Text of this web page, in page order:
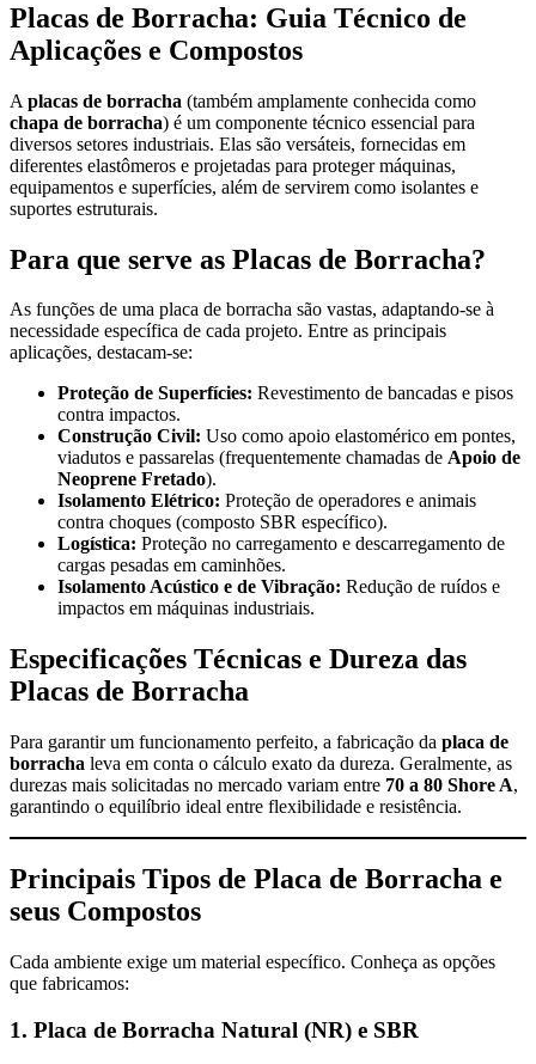
Placas de Borracha: Guia Técnico de
Aplicações e Compostos
A placas de borracha (também amplamente conhecida como
chapa de borracha) é um componente técnico essencial para
diversos setores industriais. Elas são versáteis, fornecidas em
diferentes elastômeros e projetadas para proteger máquinas,
equipamentos e superfícies, além de servirem como isolantes e
suportes estruturais.
Para que serve as Placas de Borracha?
As funções de uma placa de borracha são vastas, adaptando-se à
necessidade específica de cada projeto. Entre as principais
aplicações, destacam-se:
Proteção de Superfícies: Revestimento de bancadas e pisos
contra impactos.
Construção Civil: Uso como apoio elastomérico em pontes,
viadutos e passarelas (frequentemente chamadas de Apoio de
Neoprene Fretado).
Isolamento Elétrico: Proteção de operadores e animais
contra choques (composto SBR específico).
Logística: Proteção no carregamento e descarregamento de
cargas pesadas em caminhões.
Isolamento Acústico e de Vibração: Redução de ruídos e
impactos em máquinas industriais.
Especificações Técnicas e Dureza das
Placas de Borracha
Para garantir um funcionamento perfeito, a fabricação da placa de
borracha leva em conta o cálculo exato da dureza. Geralmente, as
durezas mais solicitadas no mercado variam entre 70 a 80 Shore A,
garantindo o equilíbrio ideal entre flexibilidade e resistência.
Principais Tipos de Placa de Borracha e
seus Compostos
Cada ambiente exige um material específico. Conheça as opções
que fabricamos:
1. Placa de Borracha Natural (NR) e SBR